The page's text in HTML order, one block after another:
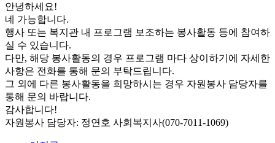
안녕하세요!
네 가능합니다.
행사 또는 복지관 내 프로그램 보조하는 봉사활동 등에 참여하
실 수 있습니다.
다만, 해당 봉사활동의 경우 프로그램 마다 상이하기에 자세한
사항은 전화를 통해 문의 부탁드립니다.
그 외에 다른 봉사활동을 희망하시는 경우 자원봉사 담당자를
통해 문의 바랍니다.
감사합니다!
자원봉사 담당자: 정연호 사회복지사(070-7011-1069)